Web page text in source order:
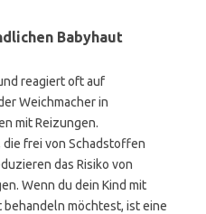
Babyhaut
reagiert oft auf
Weichmacher in
mit Reizungen.
frei von Schadstoffen
das Risiko von
Wenn du dein Kind mit
behandeln möchtest, ist eine